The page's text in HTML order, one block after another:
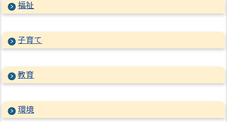
福祉
子育て
教育
環境